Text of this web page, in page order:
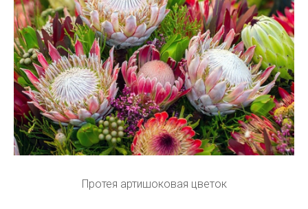
Протея артишоковая цветок